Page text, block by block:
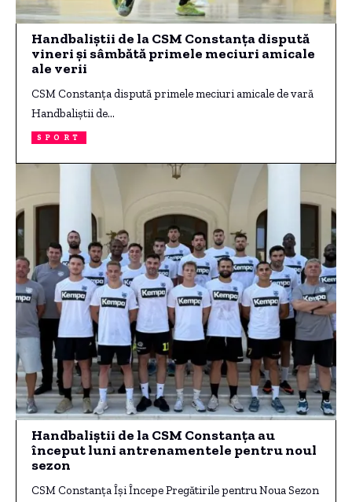
Handbaliștii de la CSM Constanța dispută
vineri și sâmbătă primele meciuri amicale
ale verii
CSM Constanța dispută primele meciuri amicale de vară
Handbaliștii de…
SPORT
Handbaliștii de la CSM Constanța au
început luni antrenamentele pentru noul
sezon
CSM Constanța Își Începe Pregătirile pentru Noua Sezon